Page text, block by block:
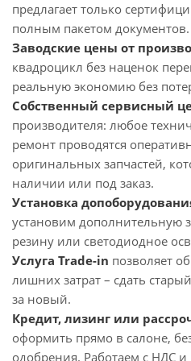
предлагает только
полным пакетом документов.
Заводские цены от
квадроцикл без наценок
реальную экономию без
Собственный сервисный
производителя: любое
ремонт проводятся
оригинальных запчастей,
наличии или под заказ.
Установка
установим дополнительную
резину или светодиодное
Услуга Trade-in позволяет
лишних затрат – сдать
за новый.
Кредит, лизинг или
оформить прямо в салоне,
одобрения. Работаем с НДС